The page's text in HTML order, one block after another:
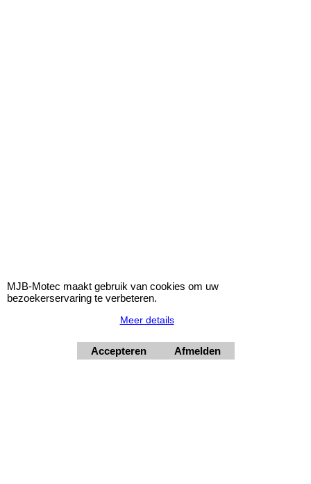
Zelfklevende hittewerende mat goud 1000 x 1000
Zelfklevende hittewerende mat metgemetalliseerde
polyamidepolymeer gelaagde glasdoekcoating.
MJB-Motec maakt gebruik van cookies om uw
bezoekerservaring te verbeteren.
Meer details
Accepteren Afmelden